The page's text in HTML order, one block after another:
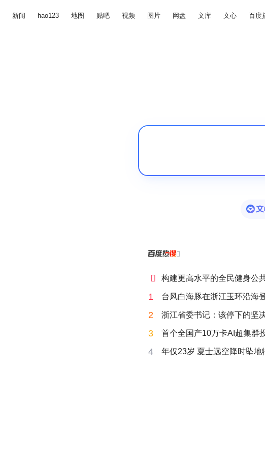
新闻 hao123 地图 贴吧 视频 图片 网盘 文库 文心 百度

 构建更高水平的全民健身公
1 台风白海豚在浙江玉环沿海
2 浙江省委书记：该停下的坚
3 首个全国产10万卡AI超集群
4 年仅23岁 夏士远空降时坠地